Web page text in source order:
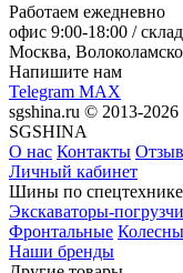
Работаем ежедневно
офис 9:00-18:00 / склад
Москва,
Напишите нам
Telegram MAX
sgshina.ru © 2013-2026
SGSHINA
О нас Контакты
Личный кабинет
Шины по спецтехнике
Экскаваторы-
Фронтальные
Наши бренды